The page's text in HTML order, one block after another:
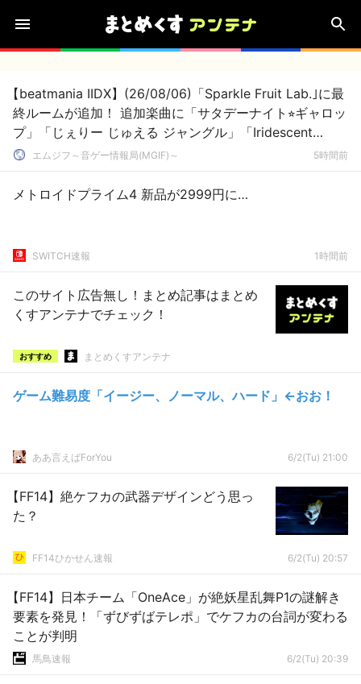
【beatmania IIDX】(26/08/06)「Sparkle Fruit Lab.｣に最
終ルームが追加！ 追加楽曲に「サタデーナイト⭐︎ギャロッ
プ」「じぇりー じゅえる ジャングル」「Iridescent
Memories」が登場！！
エムジフ～音ゲー情報局(MGIF)～ 5時間前
メトロイドプライム4 新品が2999円に…
SWITCH速報 1時間前
このサイト広告無し！まとめ記事はまとめ
くすアンテナでチェック！
おすすめ まとめくすアンテナ
ゲーム難易度「イージー、ノーマル、ハード」←おお！
ああ言えばForYou 6/2(Tu) 21:00
【FF14】絶ケフカの武器デザインどう思っ
た？
FF14ひかせん速報 6/2(Tu) 20:57
【FF14】日本チーム「OneAce」が絶妖星乱舞P1の謎解き
要素を発見！「ずびずばテレポ」でケフカの台詞が変わる
ことが判明
馬鳥速報 6/2(Tu) 20:39